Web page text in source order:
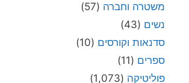
משטרה וחברה (57)
נשים (43)
סדנאות וקורסים (10)
ספרים (11)
פוליטיקה (1,073)